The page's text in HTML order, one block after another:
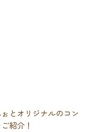
とオリジナルのコン
紹介！